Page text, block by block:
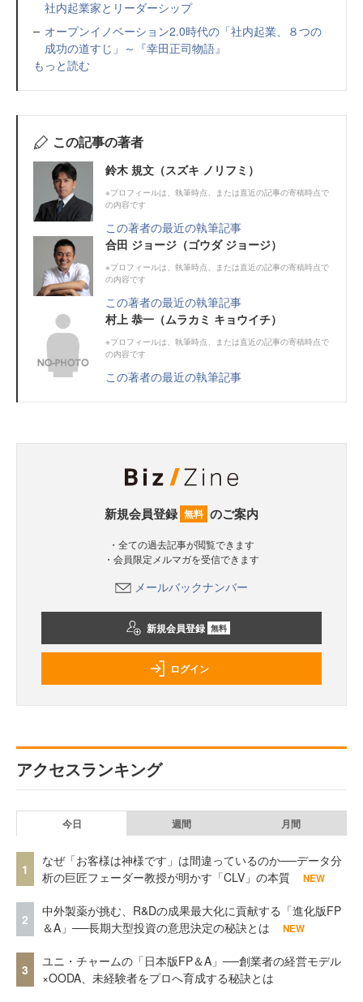
社内起業家とリーダーシップ
オープンイノベーション2.0時代の「社内起業、８つの
成功の道すじ」～『幸田正司物語』
もっと読む
この記事の著者
鈴木 規文（スズキ ノリフミ）
※プロフィールは、執筆時点、または直近の記事の寄稿時点で
の内容です
この著者の最近の執筆記事
合田 ジョージ（ゴウダ ジョージ）
※プロフィールは、執筆時点、または直近の記事の寄稿時点で
の内容です
この著者の最近の執筆記事
村上 恭一（ムラカミ キョウイチ）
※プロフィールは、執筆時点、または直近の記事の寄稿時点で
の内容です
この著者の最近の執筆記事
新規会員登録 無料 のご案内
・全ての過去記事が閲覧できます
・会員限定メルマガを受信できます
メールバックナンバー
新規会員登録 無料
ログイン
アクセスランキング
今日 週間 月間
1
なぜ「お客様は神様です」は間違っているのか──データ分
析の巨匠フェーダー教授が明かす「CLV」の本質
NEW
2
中外製薬が挑む、R&Dの成果最大化に貢献する「進化版FP
＆A」──長期大型投資の意思決定の秘訣とは
NEW
3
ユニ・チャームの「日本版FP＆A」──創業者の経営モデル
×OODA、未経験者をプロへ育成する秘訣とは